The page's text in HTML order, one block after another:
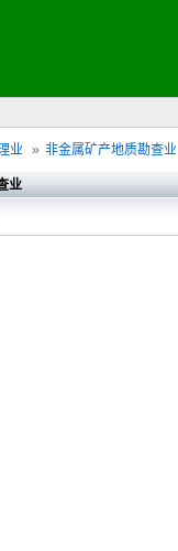
业 » 非金属矿产地质勘查业
业